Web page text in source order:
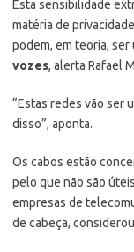
Esta sensibilidade
matéria de
podem, em teoria, ser
vozes, alerta Rafael
“Estas redes vão ser
disso”, aponta.
Os cabos estão
pelo que não são
empresas de
de cabeça,